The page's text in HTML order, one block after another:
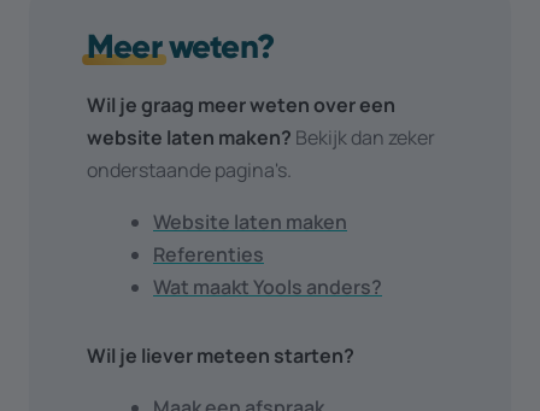
Meerweten?
Wil je graag meer weten over een
website laten maken? Bekijk dan zeker
onderstaande pagina's.
Website laten maken
Referenties
Wat maakt Yools anders?
Wil je liever meteen starten?